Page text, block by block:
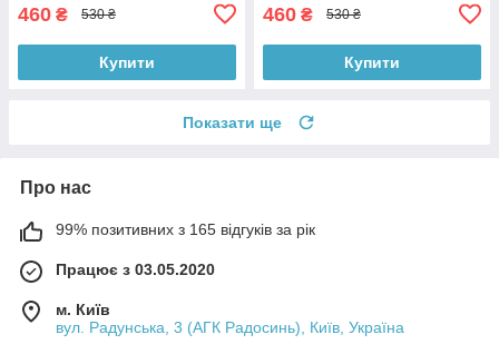
460 ₴ 530 ₴
Купити
460 ₴ 530 ₴
Купити
Показати ще
Про нас
99% позитивних з 165 відгуків за рік
Працює з 03.05.2020
м. Київ
вул. Радунська, 3 (АГК Радосинь), Київ, Україна